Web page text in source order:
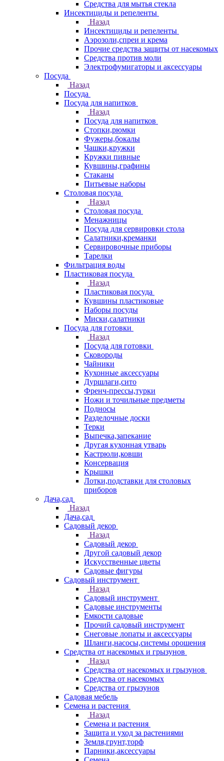
Средства для мытья стекла
Инсектициды и репеленты
Назад
Инсектициды и репеленты
Аэрозоли,спреи и крема
Прочие средства защиты от насекомых
Средства против моли
Электрофумигаторы и аксессуары
Посуда
Назад
Посуда
Посуда для напитков
Назад
Посуда для напитков
Стопки,рюмки
Фужеры,бокалы
Чашки,кружки
Кружки пивные
Кувшины,графины
Стаканы
Питьевые наборы
Столовая посуда
Назад
Столовая посуда
Менажницы
Посуда для сервировки стола
Салатники,креманки
Сервировочные приборы
Тарелки
Фильтрация воды
Пластиковая посуда
Назад
Пластиковая посуда
Кувшины пластиковые
Наборы посуды
Миски,салатники
Посуда для готовки
Назад
Посуда для готовки
Сковороды
Чайники
Кухонные аксессуары
Дуршлаги,сито
Френч-прессы,турки
Ножи и точильные предметы
Подносы
Разделочные доски
Терки
Выпечка,запекание
Другая кухонная утварь
Кастрюли,ковши
Консервация
Крышки
Лотки,подставки для столовых
приборов
Дача,сад
Назад
Дача,сад
Садовый декор
Назад
Садовый декор
Другой садовый декор
Искусственные цветы
Садовые фигуры
Садовый инструмент
Назад
Садовый инструмент
Садовые инструменты
Емкости садовые
Прочий садовый инструмент
Снеговые лопаты и аксессуары
Шланги,насосы,системы орошения
Средства от насекомых и грызунов
Назад
Средства от насекомых и грызунов
Средства от насекомых
Средства от грызунов
Садовая мебель
Семена и растения
Назад
Семена и растения
Защита и уход за растениями
Земля,грунт,торф
Парники,аксессуары